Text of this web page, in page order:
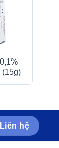
(15g)
Liên hệ